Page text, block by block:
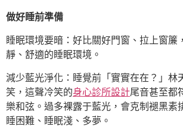
做好睡前準備
睡眠環境要暗：好比關好門窗、拉上窗簾
靜、舒適的睡眠環境。
減少藍光淨化：睡覺前「實實在在？」林
笑，這聲冷笑的身心診所設計尾音甚至都
樂和弦。過多裸露于藍光，會克制褪黑素
睡困難、睡眠淺、多夢。